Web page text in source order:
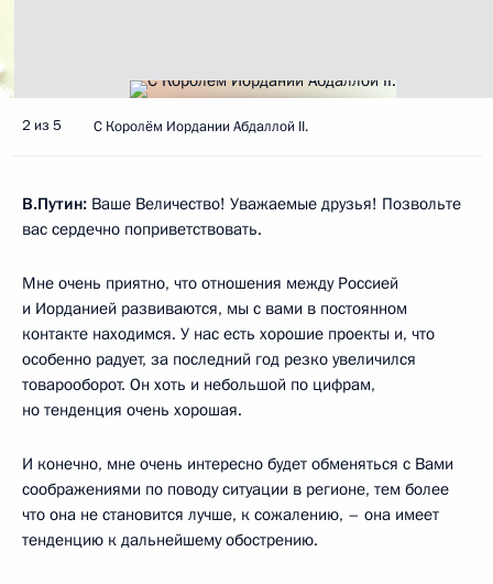
2 из 5 С Королём Иордании Абдаллой II.
В.Путин: Ваше Величество! Уважаемые друзья! Позвольте
вас сердечно поприветствовать.
Мне очень приятно, что отношения между Россией
и Иорданией развиваются, мы с вами в постоянном
контакте находимся. У нас есть хорошие проекты и, что
особенно радует, за последний год резко увеличился
товарооборот. Он хоть и небольшой по цифрам,
но тенденция очень хорошая.
И конечно, мне очень интересно будет обменяться с Вами
соображениями по поводу ситуации в регионе, тем более
что она не становится лучше, к сожалению, – она имеет
тенденцию к дальнейшему обострению.